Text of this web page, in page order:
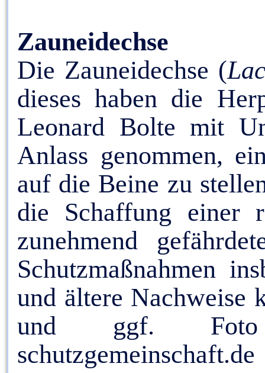
Zauneidechse
Die Zauneidechse (
dieses haben die
Leonard Bolte mit
Anlass genommen,
auf die Beine zu
die Schaffung einer
zunehmend
Schutzmaßnahmen
und ältere Nachweise
und ggf. Foto